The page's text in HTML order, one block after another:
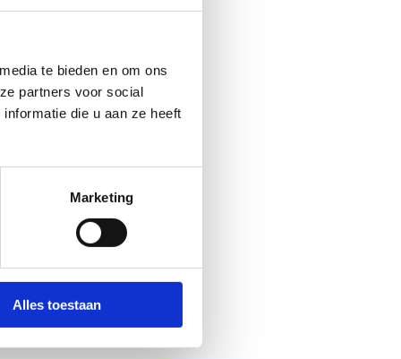
te bieden en om ons
partners voor social
die u aan ze heeft
Marketing
Alles toestaan